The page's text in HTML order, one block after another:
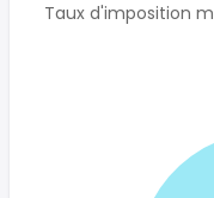
Taux d'imposition